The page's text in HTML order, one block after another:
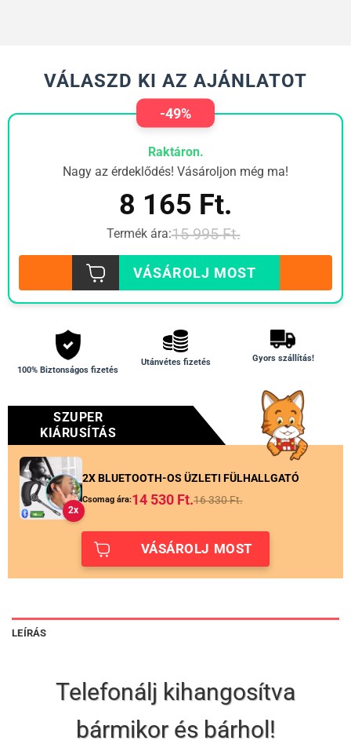
VÁLASZD KI AZ AJÁNLATOT
-49%
Raktáron.
Nagy az érdeklődés! Vásároljon még ma!
8 165 Ft.
Termék ára:15 995Ft.
VÁSÁROLJ MOST
100% Biztonságos fizetés
Utánvétes fizetés Gyors szállítás!
SZUPER
KIÁRUSÍTÁS
2x
2X BLUETOOTH-OS ÜZLETI FÜLHALLGATÓ
Csomag ára:14 530 Ft.16 330Ft.
VÁSÁROLJ MOST
LEÍRÁS
Telefonálj kihangosítva
bármikor és bárhol!